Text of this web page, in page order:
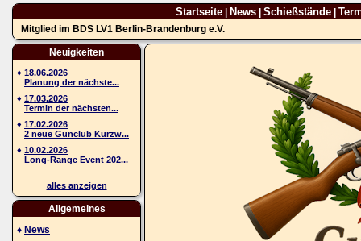
Startseite| News| Schießstände|
Mitglied im BDS LV1 Berlin-Brandenburg e.V.
Neuigkeiten
♦ 18.06.2026
Planung der nächste...
♦ 17.03.2026
Termin der nächsten...
♦ 17.02.2026
2 neue Gunclub Kurzw...
♦ 10.02.2026
Long-Range Event 202...
alles anzeigen
Allgemeines
♦ News